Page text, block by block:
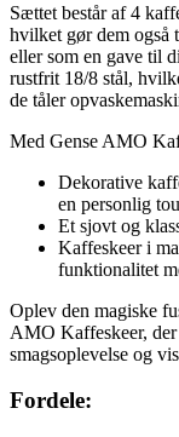
Sættet består af 4
hvilket gør dem også
eller som en gave til
rustfrit 18/8 stål,
de tåler
Med Gense AMO
Dekorative
en personlig
Et sjovt og
Kaffeskeer i
funktionalitet
Oplev den magiske
AMO Kaffeskeer,
smagsoplevelse og
Fordele: